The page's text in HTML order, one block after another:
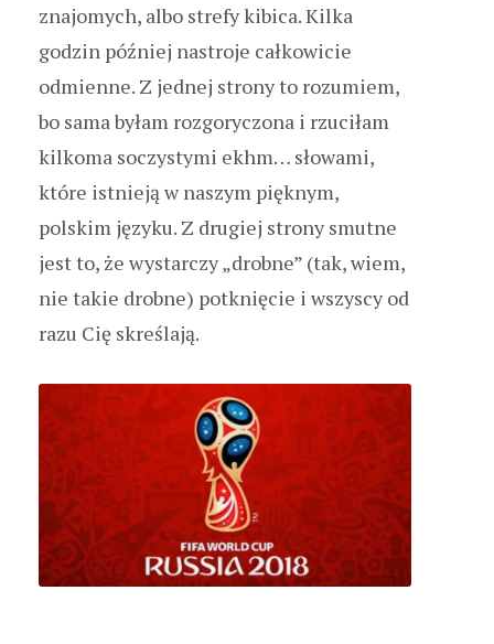
znajomych, albo strefy kibica. Kilka
godzin później nastroje całkowicie
odmienne. Z jednej strony to rozumiem,
bo sama byłam rozgoryczona i rzuciłam
kilkoma soczystymi ekhm… słowami,
które istnieją w naszym pięknym,
polskim języku. Z drugiej strony smutne
jest to, że wystarczy „drobne” (tak, wiem,
nie takie drobne) potknięcie i wszyscy od
razu Cię skreślają.